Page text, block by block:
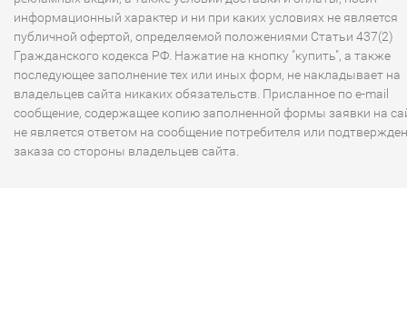
информационный характер и ни при каких условиях не является
публичной офертой, определяемой положениями Статьи 437(2)
Гражданского кодекса РФ. Нажатие на кнопку "купить", а также
последующее заполнение тех или иных форм, не накладывает на
владельцев сайта никаких обязательств. Присланное по e-mail
сообщение, содержащее копию заполненной формы заявки на
не является ответом на сообщение потребителя или
заказа со стороны владельцев сайта.